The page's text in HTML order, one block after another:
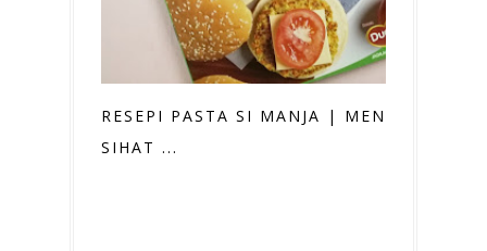
RESEPI PASTA SI MANJA | MENU
SIHAT ...